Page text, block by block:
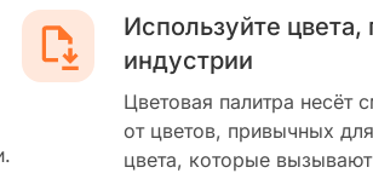
Используйте
индустрии
Цветовая палитра несёт
от цветов, привычных
цвета, которые